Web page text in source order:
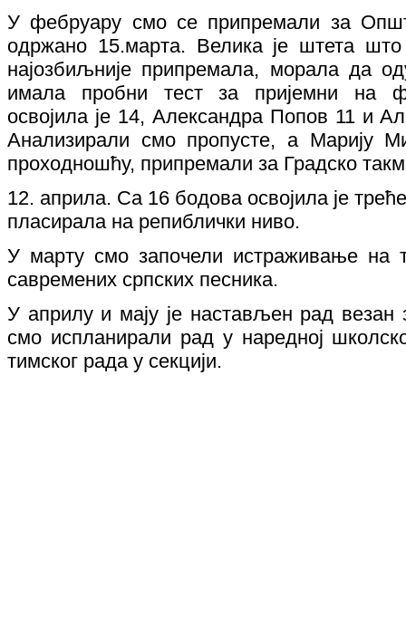
У фебруару смо се припремали за
одржано 15.марта. Велика је штета што
најозбиљније припремала, морала да
имала пробни тест за пријемни на
освојила је 14, Александра Попов 11 и
Анализирали смо пропусте, а Марију
проходношћу, припремали за Градско
12. априла. Са 16 бодова освојила је
пласирала на репиблички ниво.
У марту смо започели истраживање на
савремених српских песника.
У априлу и мају је настављен рад везан
смо испланирали рад у наредној
тимског рада у секцији.